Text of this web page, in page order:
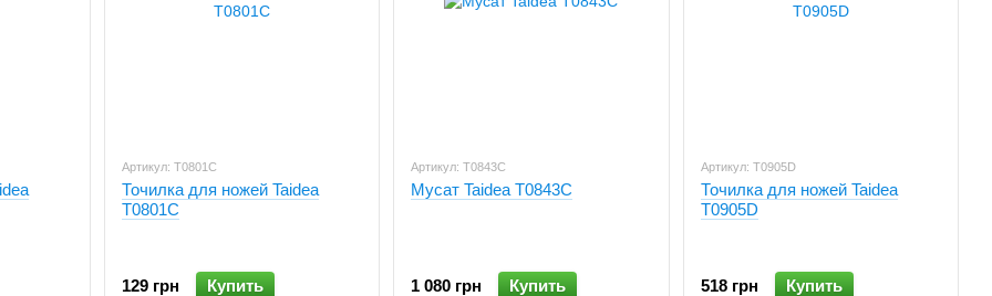
Артикул: T0801C
Точилка для ножей Taidea
T0801C
129 грн Купить
Артикул: T0843C
Мусат Taidea T0843C
1 080 грн Купить
Артикул: T0905D
Точилка для ножей Taidea
T0905D
518 грн Купить